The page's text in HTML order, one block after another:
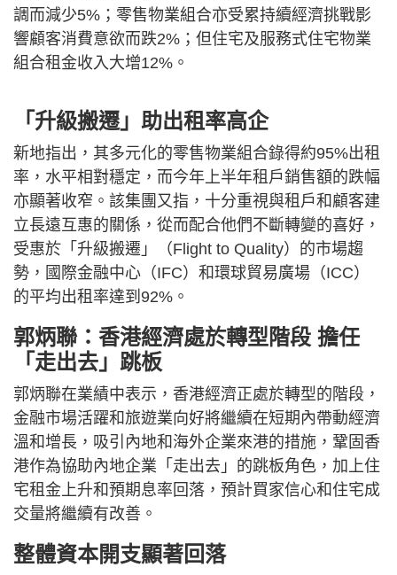
調而減少5%；零售物業組合亦受累持續經濟挑戰影
響顧客消費意欲而跌2%；但住宅及服務式住宅物業
組合租金收入大增12%。
「升級搬遷」助出租率高企
新地指出，其多元化的零售物業組合錄得約95%出租
率，水平相對穩定，而今年上半年租戶銷售額的跌幅
亦顯著收窄。該集團又指，十分重視與租戶和顧客建
立長遠互惠的關係，從而配合他們不斷轉變的喜好，
受惠於「升級搬遷」（Flight to Quality）的市場趨
勢，國際金融中心（IFC）和環球貿易廣場（ICC）
的平均出租率達到92%。
郭炳聯：香港經濟處於轉型階段 擔任
「走出去」跳板
郭炳聯在業績中表示，香港經濟正處於轉型的階段，
金融市場活躍和旅遊業向好將繼續在短期內帶動經濟
溫和增長，吸引內地和海外企業來港的措施，鞏固香
港作為協助內地企業「走出去」的跳板角色，加上住
宅租金上升和預期息率回落，預計買家信心和住宅成
交量將繼續有改善。
整體資本開支顯著回落